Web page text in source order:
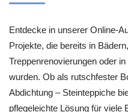
Entdecke in unserer Online-
Projekte, die bereits in
Treppenrenovierungen oder
wurden. Ob als rutschfester
Abdichtung – Steinteppiche
pflegeleichte Lösung für viele